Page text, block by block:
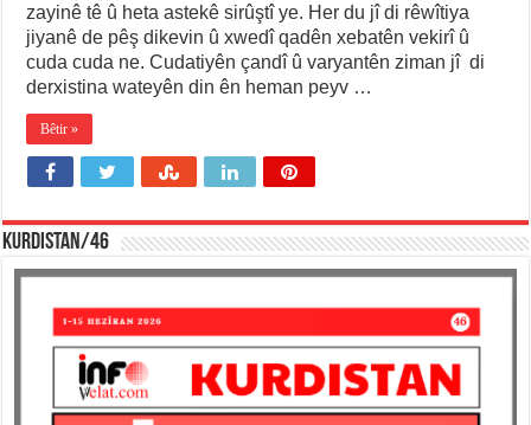
zayinê tê û heta astekê sirûştî ye. Her du jî di rêwîtiya
jiyanê de pêş dikevin û xwedî qadên xebatên vekirî û
cuda cuda ne. Cudatiyên çandî û varyantên ziman jî di
derxistina wateyên din ên heman peyv …
Bêtir »
KURDISTAN/46